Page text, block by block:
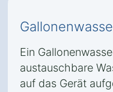
Ein
austauschbare
auf das Gerät